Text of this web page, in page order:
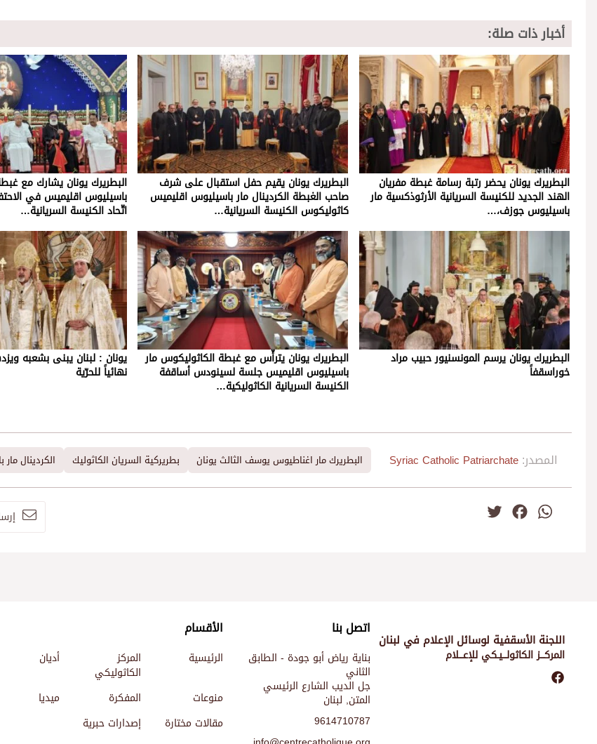
أخبار ذات صلة:
البطريرك يونان يحضر رتبة رسامة غبطة مفريان
الهند الجديد للكنيسة السريانية الأرثوذكسية مار
باسيليوس جوزف،…
البطريرك يونان يرسم المونسنيور حبيب مراد
خوراسقفاً
البطريرك يونان يقيم حفل استقبال على شرف
صاحب الغبطة الكردينال مار باسيليوس اقليميس
كاثوليكوس الكنيسة السريانية…
البطريرك يونان يترأّس مع غبطة الكاثوليكوس مار
باسيليوس اقليميس جلسة لسينودس أساقفة
الكنيسة السريانية الكاثوليكية…
البطريرك يونان يشارك مع
باسيليوس اقليميس في
اتّحاد الكنيسة السريانية…
يونان : لبنان يبنى بشعبه
نهائياً للحرّية
المصدر: Syriac Catholic Patriarchate البطريرك مار اغناطيوس يوسف الثالث يونان بطريركية السريان الكاثوليك الكردينال
WhatsApp
Facebook
اللجنة الأسقفية لوسائل الإعلام في لبنان
المركـــز الكاثولـــيـكي للإعـــلام
اتصل بنا
بناية رياض أبو جودة - الطابق
الثاني
جل الديب الشارع الرئيسي
المتن, لبنان
9614710787
الأقسام
الرئيسية المركز
الكاثوليكي
أديان
منوعات المفكرة
ميديا
مقالات مختارة
إصدارات حبرية